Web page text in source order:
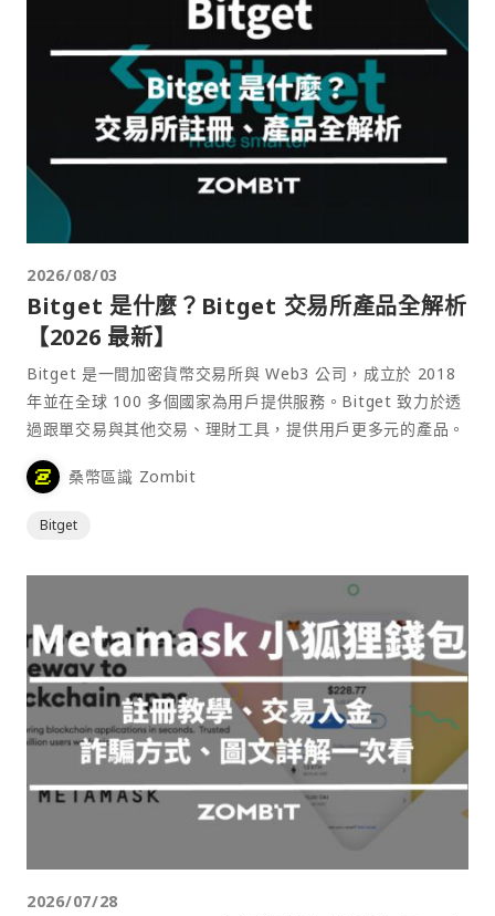
2026/08/03
Bitget 是什麼？Bitget 交易所產品全解析
【2026 最新】
Bitget 是一間加密貨幣交易所與 Web3 公司，成立於 2018
年並在全球 100 多個國家為用戶提供服務。Bitget 致力於透
過跟單交易與其他交易、理財工具，提供用戶更多元的產品。
桑幣區識 Zombit
Bitget
2026/07/28